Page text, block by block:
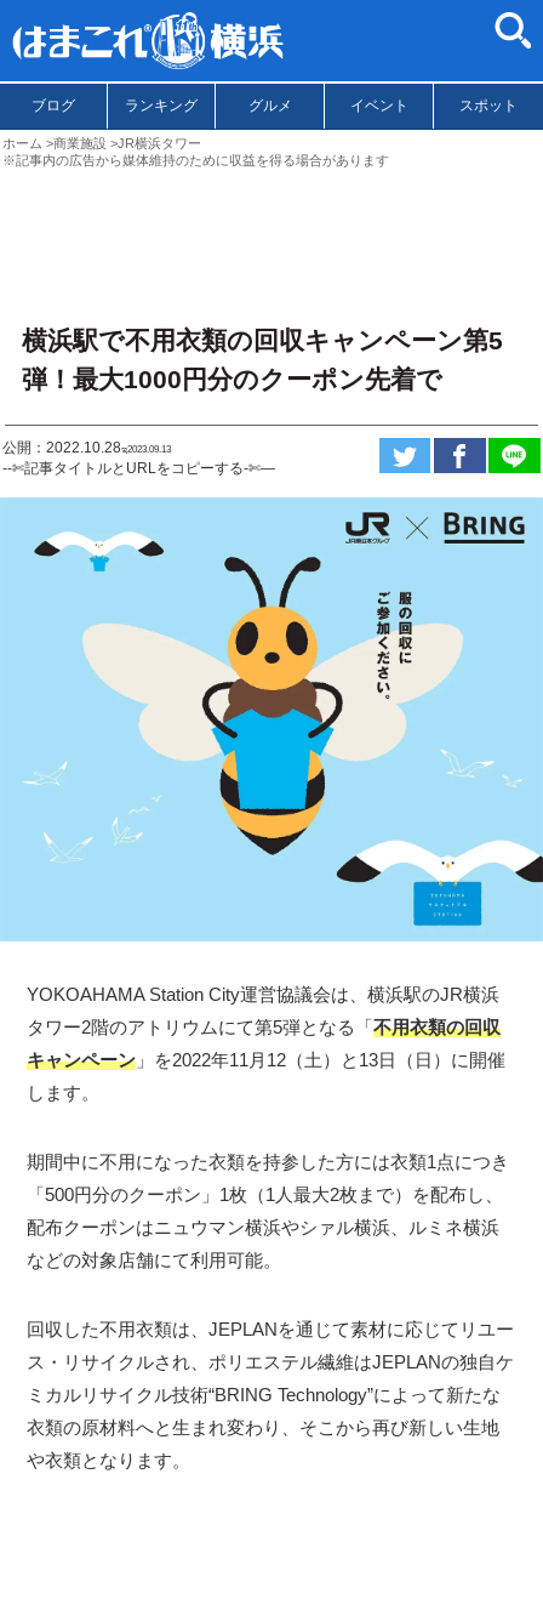
ブログ ランキング グルメ イベント スポット
ホーム 商業施設
JR横浜タワー
※記事内の広告から媒体維持のために収益を得る場合があります
横浜駅で不用衣類の回収キャンペーン第5
弾！最大1000円分のクーポン先着で
公開：2022.10.28ಇ2023.09.13
--✄記事タイトルとURLをコピーする-✄—
YOKOAHAMA Station City運営協議会は、横浜駅のJR横浜
タワー2階のアトリウムにて第5弾となる「不用衣類の回収
キャンペーン 」を2022年11月12（土）と13日（日）に開催
します。
期間中に不用になった衣類を持参した方には衣類1点につき
「500円分のクーポン」1枚（1人最大2枚まで）を配布し、
配布クーポンはニュウマン横浜やシァル横浜、ルミネ横浜
などの対象店舗にて利用可能。
回収した不用衣類は、JEPLANを通じて素材に応じてリユー
ス・リサイクルされ、ポリエステル繊維はJEPLANの独自ケ
ミカルリサイクル技術“BRING Technology”によって新たな
衣類の原材料へと生まれ変わり、そこから再び新しい生地
や衣類となります。